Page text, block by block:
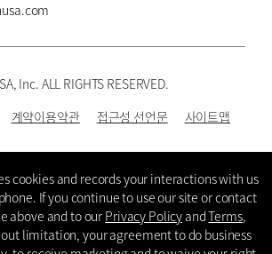
Inc. ALL RIGHTS RESERVED.
계약이용약관 접근성 선언문 사이트맵
cookies and records your interactions with us
If you continue to use our site or contact
above and to our Privacy Policy andTerms,
limitation, your agreement to do business